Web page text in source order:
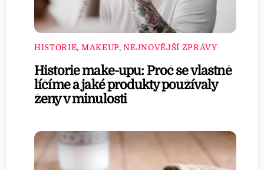
HISTORIE, MAKEUP,NEJNOVĚJŠÍ ZPRÁVY
Historie make-upu: Proč se vlastně
líčíme a jaké produkty používaly
ženy v minulosti